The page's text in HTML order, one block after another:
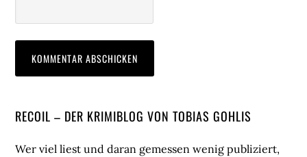
Seitenspalte
RECOIL – DER KRIMIBLOG VON TOBIAS GOHLIS
Wer viel liest und daran gemessen wenig publiziert,